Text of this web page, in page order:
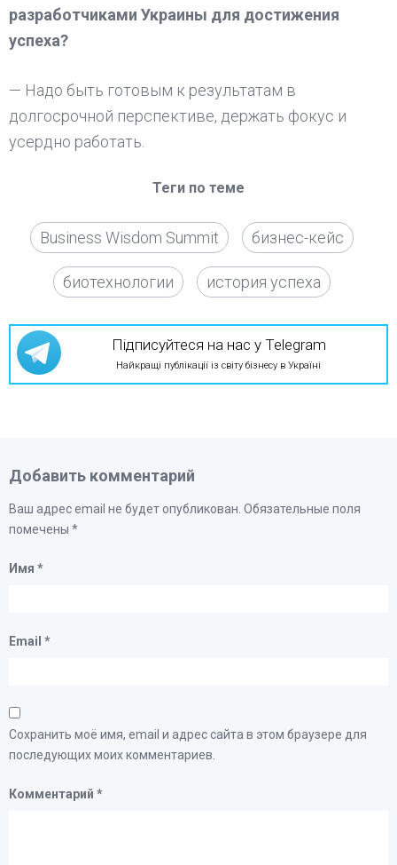
разработчиками Украины для достижения
успеха?
— Надо быть готовым к результатам в
долгосрочной перспективе, держать фокус и
усердно работать.
Теги по теме
Business Wisdom Summit бизнес-кейс
биотехнологии история успеха
Підписуйтеся на нас у Telegram
Найкращі публікації із світу бізнесу в Україні
Добавить комментарий
Ваш адрес email не будет опубликован. Обязательные поля
помечены *
Имя *
Email *
Сохранить моё имя, email и адрес сайта в этом браузере для
последующих моих комментариев.
Комментарий *